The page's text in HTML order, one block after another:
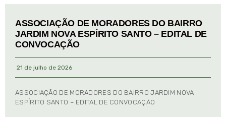
ASSOCIAÇÃO DE MORADORES DO BAIRRO
JARDIM NOVA ESPÍRITO SANTO – EDITAL DE
CONVOCAÇÃO
21 de julho de 2026
ASSOCIAÇÃO DE MORADORES DO BAIRRO JARDIM NOVA
ESPÍRITO SANTO – EDITAL DE CONVOCAÇÃO